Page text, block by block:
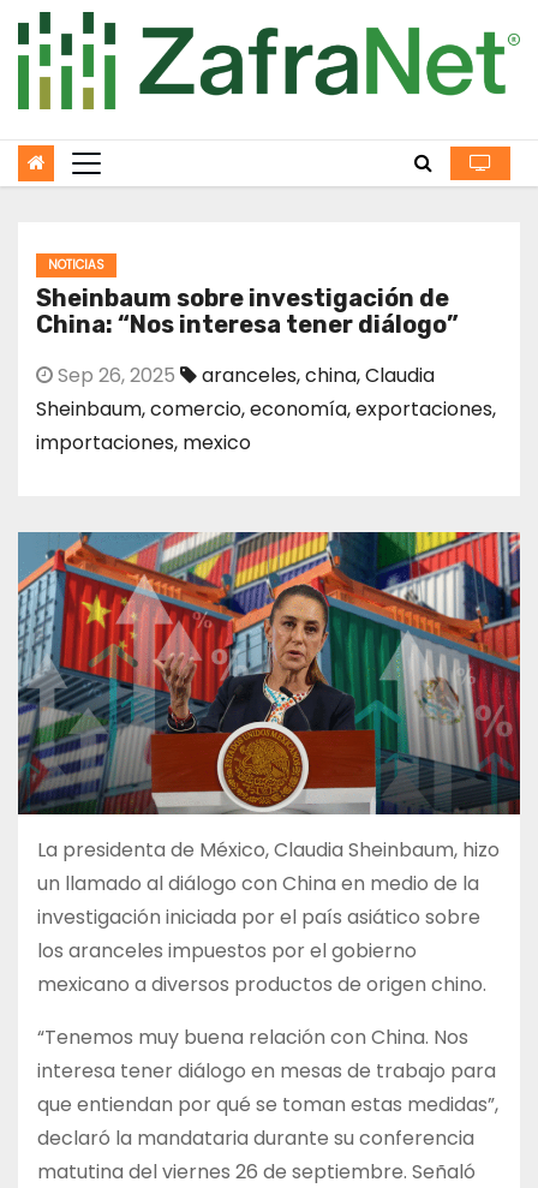
to
content
NOTICIAS
Sheinbaum sobre investigación de
China: “Nos interesa tener diálogo”
Sep 26, 2025 aranceles,china,Claudia
Sheinbaum,comercio,economía,exportaciones,
importaciones, mexico
La presidenta de México, Claudia Sheinbaum, hizo
un llamado al diálogo con China en medio de la
investigación iniciada por el país asiático sobre
los aranceles impuestos por el gobierno
mexicano a diversos productos de origen chino.
“Tenemos muy buena relación con China. Nos
interesa tener diálogo en mesas de trabajo para
que entiendan por qué se toman estas medidas”,
declaró la mandataria durante su conferencia
matutina del viernes 26 de septiembre. Señaló